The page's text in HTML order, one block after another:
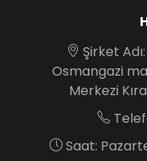
Şirket
Osmangazi
Merkezi
Saat: